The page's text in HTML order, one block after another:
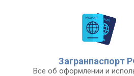
Загранпаспорт
Все об оформлении и